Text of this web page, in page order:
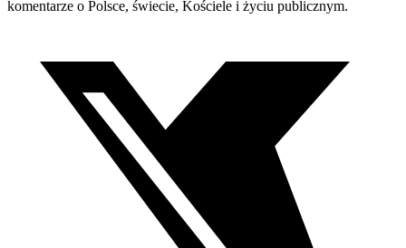
komentarze o Polsce, świecie, Kościele i życiu publicznym.